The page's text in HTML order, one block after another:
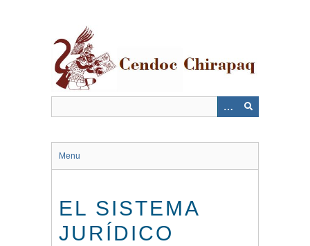
Menu
EL SISTEMA
JURÍDICO